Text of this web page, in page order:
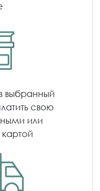
выбранный
свою
или